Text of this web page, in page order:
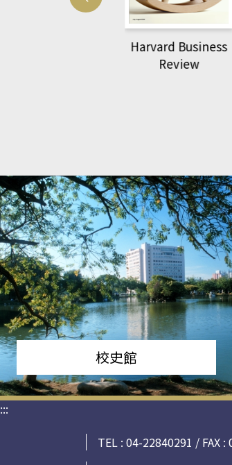
Harvard Business
Review
校史館
:::
TEL : 04-22840291 / FAX